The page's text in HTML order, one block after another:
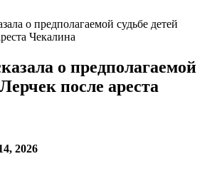
о предполагаемой судьбе детей
Чекалина
о предполагаемой
после ареста
2026